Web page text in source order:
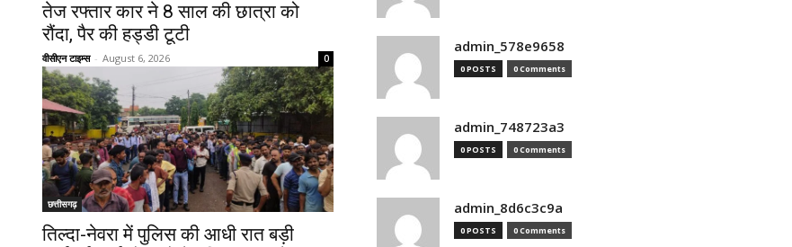
तेज रफ्तार कार ने 8 साल की छात्रा को
रौंदा, पैर की हड्डी टूटी
वीसीएन टाइम्स - August 6, 2026 0
छत्तीसगढ़
तिल्दा-नेवरा में पुलिस की आधी रात बड़ी
admin_578e9658
0 POSTS 0 Comments
admin_748723a3
0 POSTS 0 Comments
admin_8d6c3c9a
0 POSTS 0 Comments